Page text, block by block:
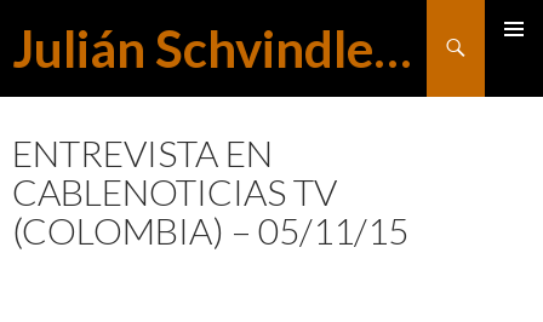
Julián Schvindlerman
Buscar
AL
ENTREVISTA EN
CABLENOTICIAS TV
(COLOMBIA) – 05/11/15